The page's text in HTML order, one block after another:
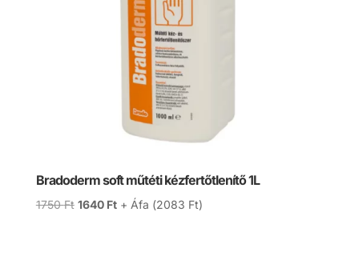
Bradoderm soft műtéti kézfertőtlenítő 1L
1750Ft Original
1640 FtCurrent
+ Áfa (2083 Ft)